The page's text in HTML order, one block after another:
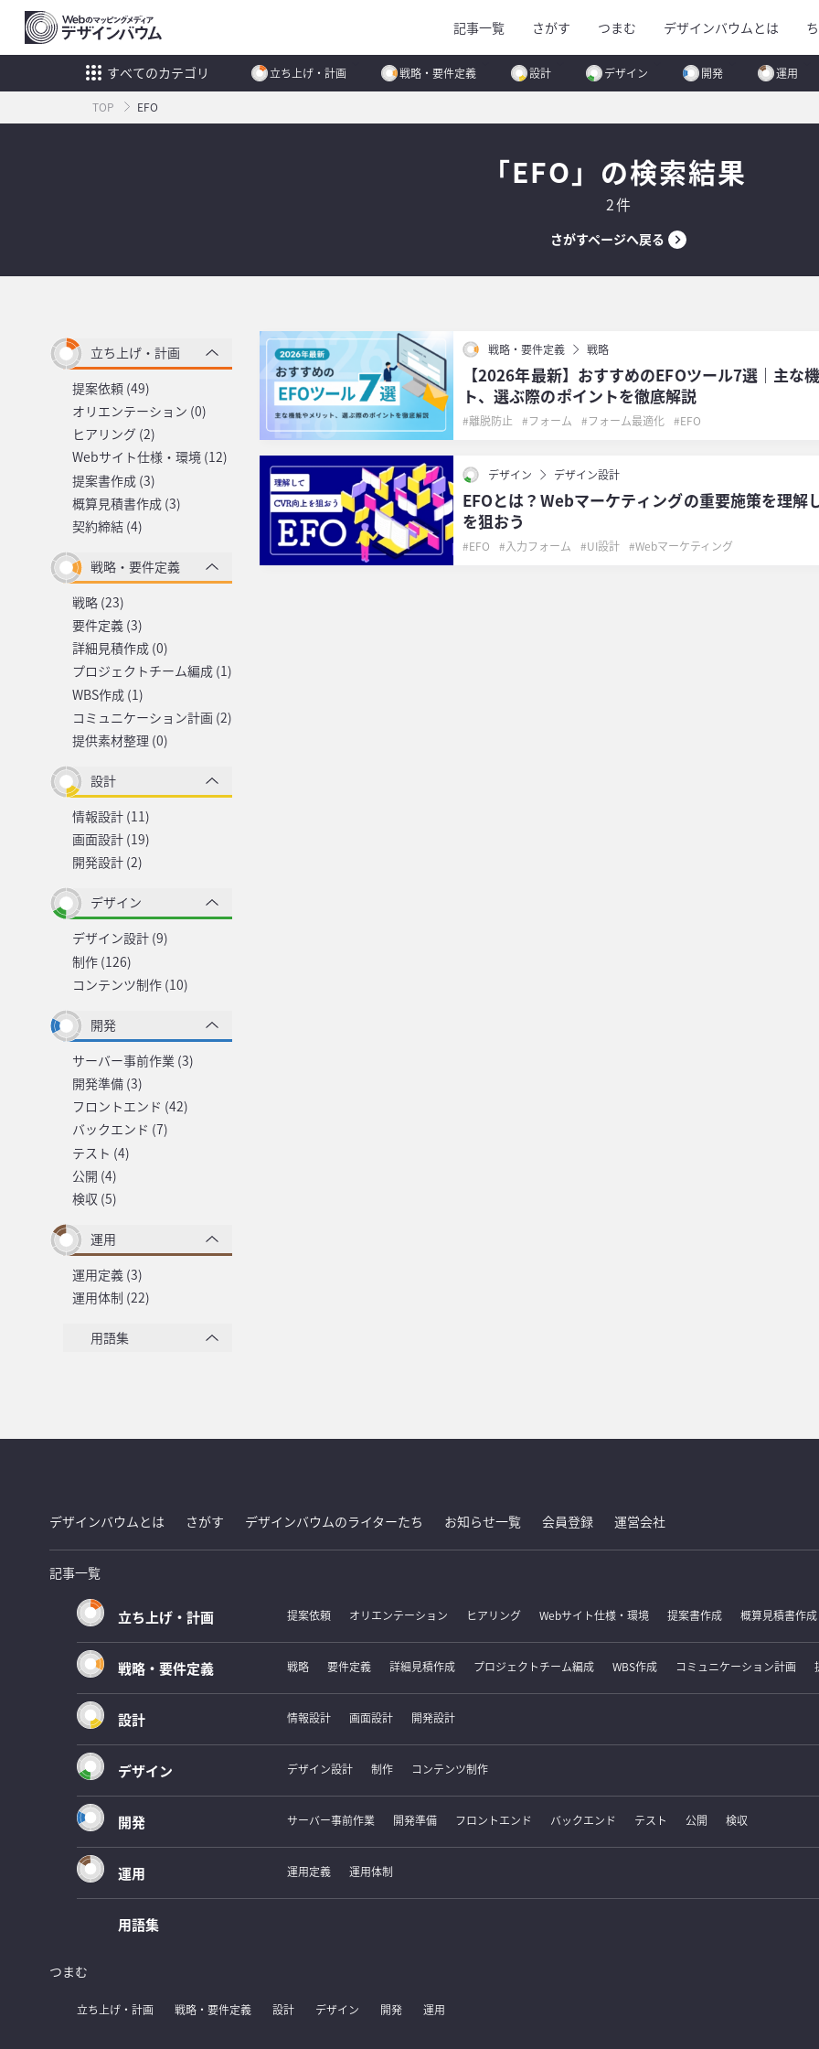
記事一覧 さがす つまむ デザインバウムとは
すべてのカテゴリ 立ち上げ・計画 戦略・要件定義 設計 デザイン 開発 運用
TOP EFO
「EFO」の検索結果
2件
さがすページへ戻る
戦略・要件定義 戦略
【2026年最新】おすすめのEFOツール7選｜主な
ト、選ぶ際のポイントを徹底解説
離脱防止 フォーム フォーム最適化 EFO
デザイン デザイン設計
EFOとは？Webマーケティングの重要施策を理解
を狙おう
EFO 入力フォーム UI設計 Webマーケティング
立ち上げ・計画
提案依頼 (49)
オリエンテーション (0)
ヒアリング (2)
Webサイト仕様・環境 (12)
提案書作成 (3)
概算見積書作成 (3)
契約締結 (4)
戦略・要件定義
戦略 (23)
要件定義 (3)
詳細見積作成 (0)
プロジェクトチーム編成 (1)
WBS作成 (1)
コミュニケーション計画 (2)
提供素材整理 (0)
設計
情報設計 (11)
画面設計 (19)
開発設計 (2)
デザイン
デザイン設計 (9)
制作 (126)
コンテンツ制作 (10)
開発
サーバー事前作業 (3)
開発準備 (3)
フロントエンド (42)
バックエンド (7)
テスト (4)
公開 (4)
検収 (5)
運用
運用定義 (3)
運用体制 (22)
用語集
デザインバウムとは さがす デザインバウムのライターたち お知らせ一覧 会員登録 運営会社
記事一覧
立ち上げ・計画 提案依頼 オリエンテーション ヒアリング Webサイト仕様・環境 提案書作成 概算見積書作成
戦略・要件定義 戦略 要件定義 詳細見積作成 プロジェクトチーム編成 WBS作成 コミュニケーション計画
設計 情報設計 画面設計 開発設計
デザイン デザイン設計 制作 コンテンツ制作
開発 サーバー事前作業 開発準備 フロントエンド バックエンド テスト 公開 検収
運用 運用定義 運用体制
用語集
つまむ
立ち上げ・計画 戦略・要件定義 設計 デザイン 開発 運用